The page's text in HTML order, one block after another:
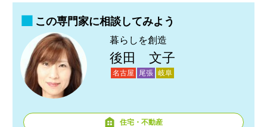
この専門家に相談してみよう
暮らしを創造
後田 文子
名古屋 尾張 岐阜
住宅・不動産